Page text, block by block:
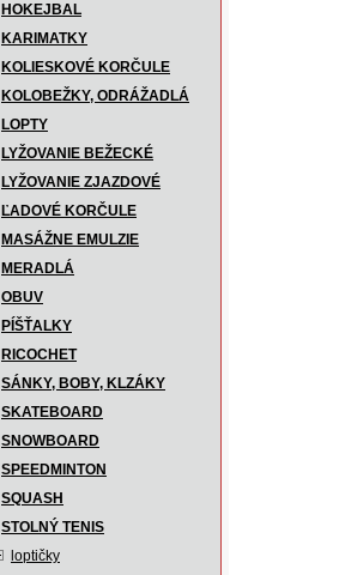
HOKEJBAL
KARIMATKY
KOLIESKOVÉ KORČULE
KOLOBEŽKY, ODRÁŽADLÁ
LOPTY
LYŽOVANIE BEŽECKÉ
LYŽOVANIE ZJAZDOVÉ
ĽADOVÉ KORČULE
MASÁŽNE EMULZIE
MERADLÁ
OBUV
PÍŠŤALKY
RICOCHET
SÁNKY, BOBY, KLZÁKY
SKATEBOARD
SNOWBOARD
SPEEDMINTON
SQUASH
STOLNÝ TENIS
loptičky